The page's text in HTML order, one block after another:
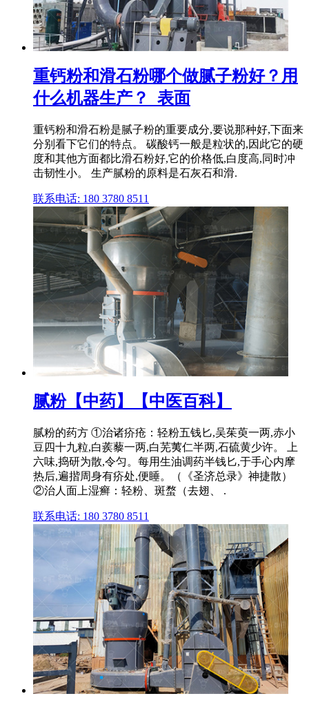
重钙粉和滑石粉哪个做腻子粉好？用
什么机器生产？_表面
重钙粉和滑石粉是腻子粉的重要成分,要说那种好,下面来
分别看下它们的特点。 碳酸钙一般是粒状的,因此它的硬
度和其他方面都比滑石粉好,它的价格低,白度高,同时冲
击韧性小。 生产腻粉的原料是石灰石和滑.
联系电话: 180 3780 8511
腻粉【中药】【中医百科】
腻粉的药方 ①治诸疥疮：轻粉五钱匕,吴茱萸一两,赤小
豆四十九粒,白蒺藜一两,白芜荑仁半两,石硫黄少许。 上
六味,捣研为散,令匀。每用生油调药半钱匕,于手心内摩
热后,遍揩周身有疥处,便睡。（《圣济总录》神捷散）
②治人面上湿癣：轻粉、斑蝥（去翅、 .
联系电话: 180 3780 8511